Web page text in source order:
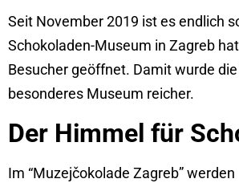
Seit November 2019 ist es endlich
Schokoladen-Museum in Zagreb
Besucher geöffnet. Damit wurde
besonderes Museum reicher.
Der Himmel für
Im “Muzejčokolade Zagreb” werden